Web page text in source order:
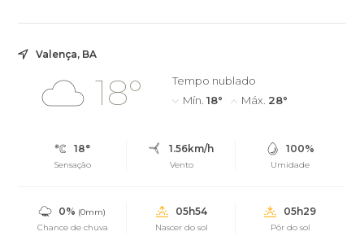
Valença, BA
18°
Tempo nublado
Mín. 18° Máx. 28°
18°
Sensação
1.56km/h
Vento
100%
Umidade
0% (0mm)
Chance de chuva
05h54
Nascer do sol
05h29
Pôr do sol